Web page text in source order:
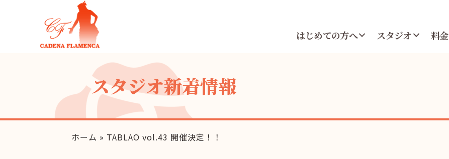
はじめての方へ スタジオ 料金
スタジオ新着情報
ホーム » TABLAO vol.43 開催決定！！